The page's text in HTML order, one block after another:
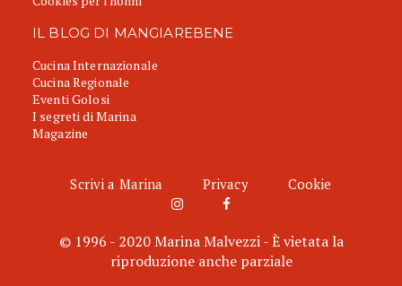
IL BLOG DI MANGIAREBENE
Cucina Internazionale
Cucina Regionale
Eventi Golosi
I segreti di Marina
Magazine
Scrivi a Marina Privacy Cookie
© 1996 - 2020 Marina Malvezzi - È vietata la
riproduzione anche parziale